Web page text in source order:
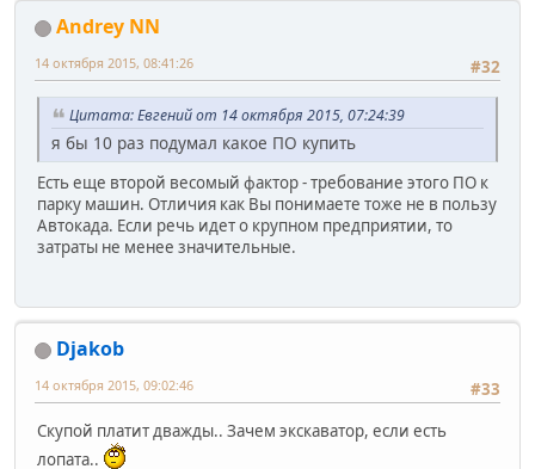
Andrey NN
#32
14 октября 2015, 08:41:26
Цитата: Евгений от 14 октября 2015, 07:24:39
я бы 10 раз подумал какое ПО купить
Есть еще второй весомый фактор - требование этого ПО к
парку машин. Отличия как Вы понимаете тоже не в пользу
Автокада. Если речь идет о крупном предприятии, то
затраты не менее значительные.
Djakob
#33
14 октября 2015, 09:02:46
Скупой платит дважды.. Зачем экскаватор, если есть
лопата..